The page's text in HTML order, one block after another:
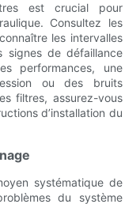
est crucial pour
Consultez les
les intervalles
signes de défaillance
performances, une
ou des bruits
filtres, assurez-vous
d’installation du
systématique de
du système